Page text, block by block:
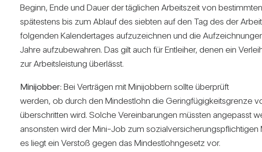
Beginn, Ende und Dauer der täg­li­chen Arbeits­zeit von
spä­tes­tens bis zum Ablauf des siebten auf den Tag des der
fol­genden Kalen­der­tages auf­zu­zeichnen und die
Jahre auf­zu­be­wahren. Das gilt auch für Ent­leiher, denen ein
zur Arbeits­leis­tung über­lässt.
Mini­jobber: Bei Ver­trägen mit Mini­job­bern sollte über­prüft
werden, ob durch den Min­dest­lohn die Gering­fü­gig­keits­grenze
über­schritten wird. Solche Ver­ein­ba­rungen müssten ange­passt
ansonsten wird der Mini-Job zum
es liegt ein Ver­stoß gegen das Min­dest­lohn­ge­setz vor.